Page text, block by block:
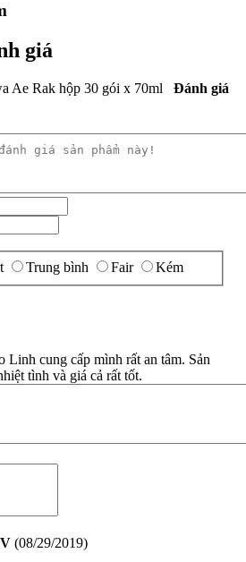
giá
Ae Rak hộp 30 gói x 70ml
Đánh giá
Trung bình Fair Kém
Linh cung cấp mình rất an tâm. Sản
tình và giá cả rất tốt.
(08/29/2019)